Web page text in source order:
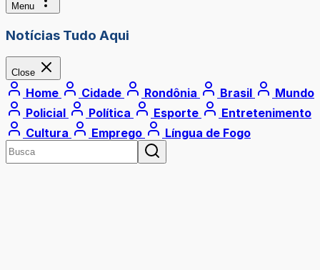
Menu
Notícias Tudo Aqui
Close
Home Cidade Rondônia Brasil
Mundo
Policial
Política Esporte
Entretenimento
Cultura
Emprego Língua de Fogo